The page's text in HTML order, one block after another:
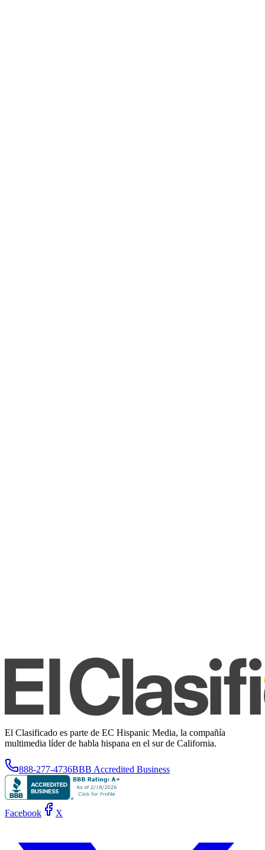
El Clasificado es parte de EC Hispanic Media, la compañía
multimedia líder de habla hispana en el sur de California.
888-277-4736BBB Accredited Business
Facebook X